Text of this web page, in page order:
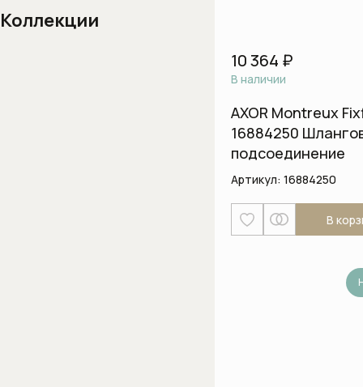
Коллекции
10 364 ₽
В наличии
AXOR Montreux
16884250
подсоединение
Артикул: 16884250
В